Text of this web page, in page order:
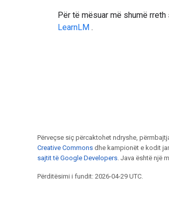
Për të mësuar më shumë
LearnLM .
Përveçse siç përcaktohet ndryshe,
Creative Commons dhe kampionët e kodit
sajtit të Google Developers . Java është një
Përditësimi i fundit: 2026-04-29 UTC.